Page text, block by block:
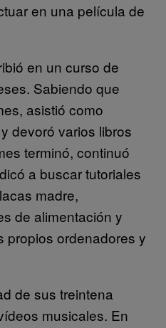
en una película de
en un curso de
Sabiendo que
asistió como
devoró varios libros
terminó, continuó
a buscar tutoriales
madre,
de alimentación y
propios ordenadores y
de sus treintena
musicales. En